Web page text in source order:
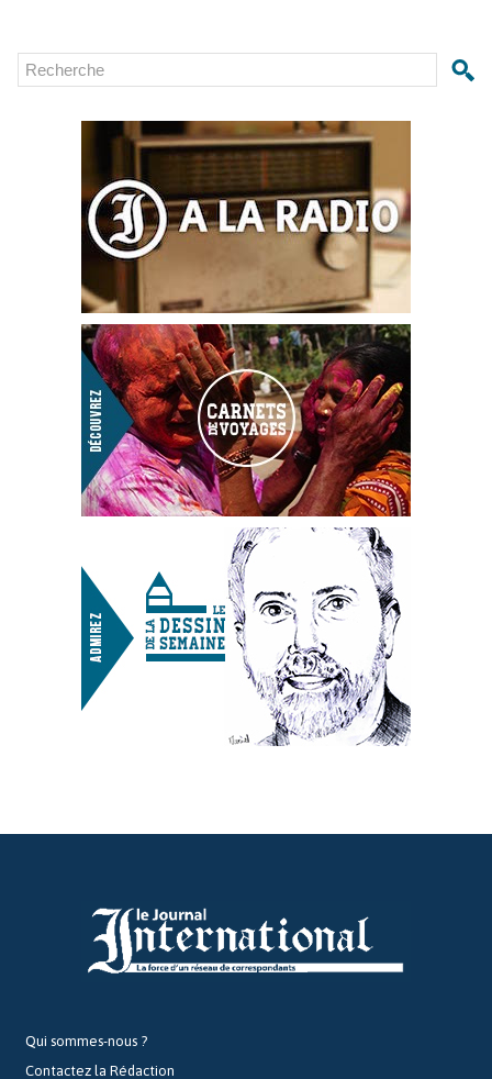
Qui sommes-nous ?
Contactez la Rédaction